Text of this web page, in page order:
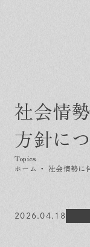
社会情
方針に
ホーム ・ 社会情勢に
2026.04.18
Greeting
はじめましての
Made in
私たちの想い
素材のこだわり
For customer
スタイル集
お知らせ
Company